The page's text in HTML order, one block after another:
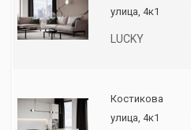
улица, 4к1
LUCKY
Костикова
улица, 4к1